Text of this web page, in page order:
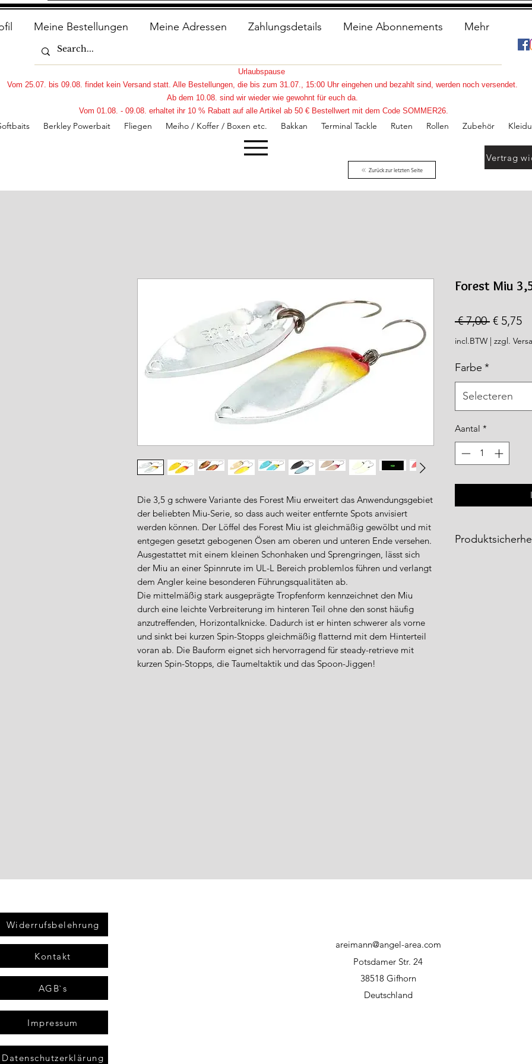
www.angel-area.com
Meine Bestellungen Meine Adressen Zahlungsdetails Meine Abonnements Mehr
Berkley Powerbait Fliegen Meiho / Koffer / Boxen etc. Bakkan Terminal Tackle Ruten Rollen Zubehör
Urlaubspause
Vom 25.07. bis 09.08. findet kein Versand statt. Alle Bestellungen, die bis zum 31.07., 15:00 Uhr eingehen und bezahlt sind, werden noch versendet.
Ab dem 10.08. sind wir wieder wie gewohnt für euch da.
Vom 01.08. - 09.08. erhaltet ihr 10 % Rabatt auf alle Artikel ab 50 € Bestellwert mit dem Code SOMMER26.
Vertrag
Zurück zur letzten Seite
Die 3,5 g schwere Variante des Forest Miu erweitert das Anwendungsgebiet
der beliebten Miu-Serie, so dass auch weiter entfernte Spots anvisiert
werden können. Der Löffel des Forest Miu ist gleichmäßig gewölbt und mit
entgegen gesetzt gebogenen Ösen am oberen und unteren Ende versehen.
Ausgestattet mit einem kleinen Schonhaken und Sprengringen, lässt sich
der Miu an einer Spinnrute im UL-L Bereich problemlos führen und verlangt
dem Angler keine besonderen Führungsqualitäten ab.
Die mittelmäßig stark ausgeprägte Tropfenform kennzeichnet den Miu
durch eine leichte Verbreiterung im hinteren Teil ohne den sonst häufig
anzutreffenden, Horizontalknicke. Dadurch ist er hinten schwerer als vorne
und sinkt bei kurzen Spin-Stopps gleichmäßig flatternd mit dem Hinterteil
voran ab. Die Bauform eignet sich hervorragend für steady-retrieve mit
kurzen Spin-Stopps, die Taumeltaktik und das Spoon-Jiggen!
Forest Miu
€ 7,00 Normale
prijs
€ 5,75
incl.BTW | zzgl.
Farbe *
Selecteren
Aantal *
Widerrufsbelehrung
Kontakt
AGB`s
Impressum
Datenschutzerklärung
areimann@angel-area.com
Potsdamer Str. 24
38518 Gifhorn
Deutschland